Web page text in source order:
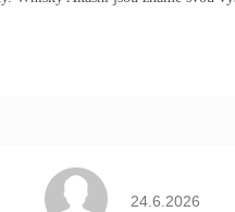
hvězdiček. Hodnocení
24.6.2026